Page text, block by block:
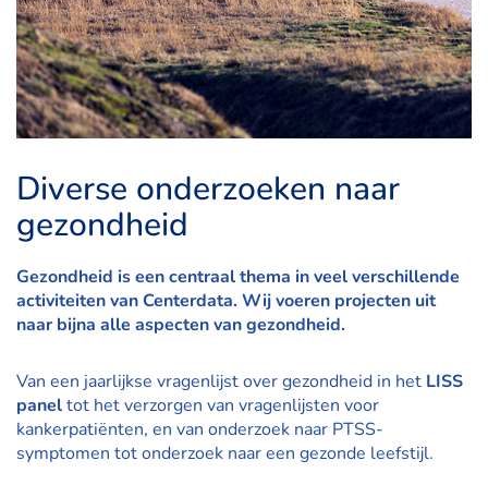
Diverse onderzoeken naar
gezondheid
Gezondheid is een centraal thema in veel verschillende
activiteiten van Centerdata. Wij voeren projecten uit
naar bijna alle aspecten van gezondheid.
Van een jaarlijkse vragenlijst over gezondheid in het LISS
paneltot het verzorgen van vragenlijsten voor
kankerpatiënten, en van onderzoek naar PTSS-
symptomen tot onderzoek naar een gezonde leefstijl.